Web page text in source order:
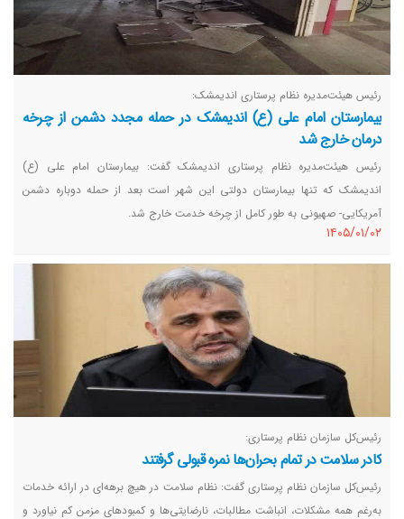
رئیس هیئت‌مدیره نظام پرستاری اندیمشک:
بیمارستان امام علی (ع) اندیمشک در حمله مجدد دشمن از چرخه
درمان خارج شد
رئیس‌ هیئت‌مدیره نظام پرستاری اندیمشک گفت: بیمارستان امام علی (ع)
اندیمشک که تنها بیمارستان دولتی این شهر است بعد از حمله دوباره دشمن
آمریکایی- صهیونی به طور کامل از چرخه خدمت خارج شد.
١٤٠٥/٠١/٠٢
رئیس‌کل سازمان نظام پرستاری:
کادر سلامت در تمام بحران‌ها نمره قبولی گرفتند
رئیس‌کل سازمان نظام پرستاری گفت: نظام سلامت در هیچ برهه‌ای در ارائه خدمات
به‌رغم همه مشکلات، انباشت مطالبات، نارضایتی‌ها و کمبودهای مزمن کم نیاورد و